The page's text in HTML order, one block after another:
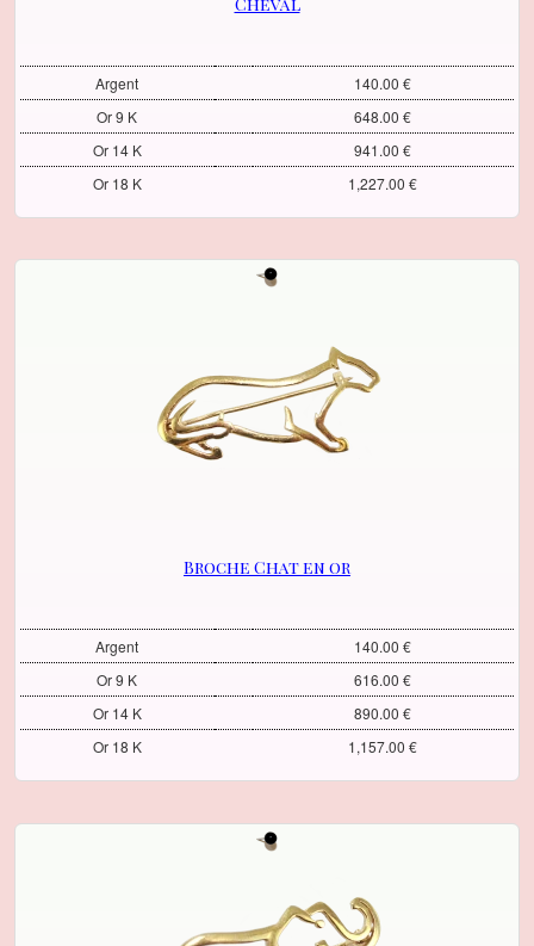
Argent
140.00 €
Or 9 K
648.00 €
Or 14 K
941.00 €
Or 18 K
1,227.00 €
Broche Chat en or
Argent
140.00 €
Or 9 K
616.00 €
Or 14 K
890.00 €
Or 18 K
1,157.00 €